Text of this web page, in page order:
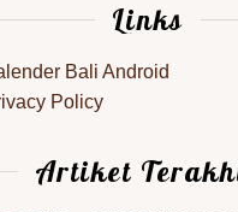
Links
Bali Android
Policy
Artiket